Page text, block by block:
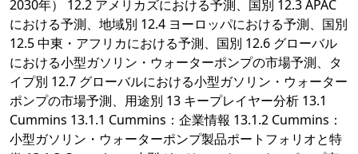
2030年） 12.2 アメリカズにおける予測、国別 12.3 APAC
における予測、地域別 12.4 ヨーロッパにおける予測、国別
12.5 中東・アフリカにおける予測、国別 12.6 グローバル
における小型ガソリン・ウォーターポンプの市場予測、タ
イプ別 12.7 グローバルにおける小型ガソリン・ウォーター
ポンプの市場予測、用途別 13 キープレイヤー分析 13.1
Cummins 13.1.1 Cummins：企業情報 13.1.2 Cummins：
小型ガソリン・ウォーターポンプ製品ポートフォリオと特